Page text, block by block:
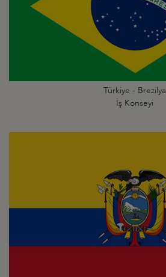
Türkiye - Brezilya
İş Konseyi